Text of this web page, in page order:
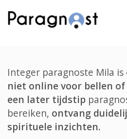
Integer paragnoste Mila
niet online voor bellen of
een later tijdstip
bereiken, ontvang
spirituele inzichten.